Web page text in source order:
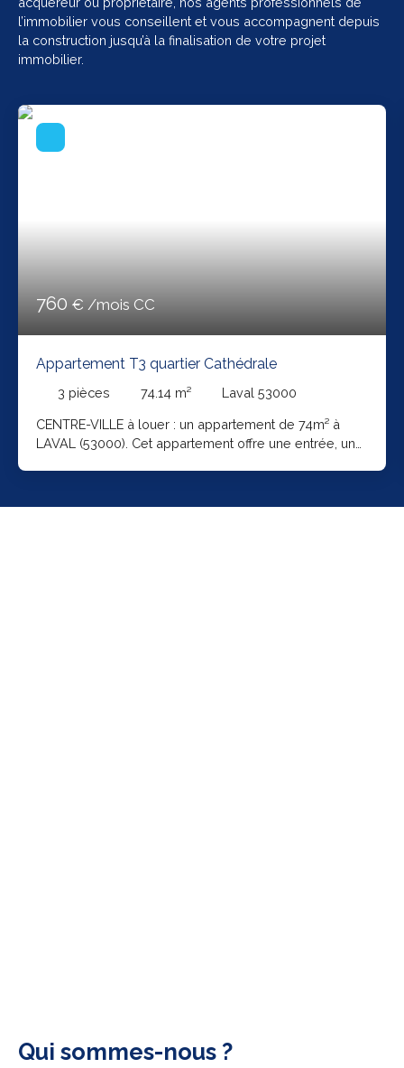
l’immobilier vous conseillent et vous accompagnent depuis
la construction jusqu’à la finalisation de votre projet
immobilier.
760 € /mois CC
Appartement T3 quartier Cathédrale
3 pièces 74.14 m² Laval 53000
CENTRE-VILLE à louer : un appartement de 74m² à
LAVAL (53000). Cet appartement offre une entrée, une
Qui sommes-nous ?